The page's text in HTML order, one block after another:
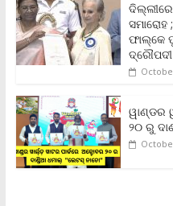
d
l
y
ସମାରୋହ
ଫାଲ୍‌କେ
ଦ୍ରୌପଦୀ
ୱାଣ୍ଡର
୨୦ ରୁ